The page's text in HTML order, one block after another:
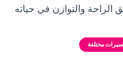
والتوازن في حياته.
مختلفة